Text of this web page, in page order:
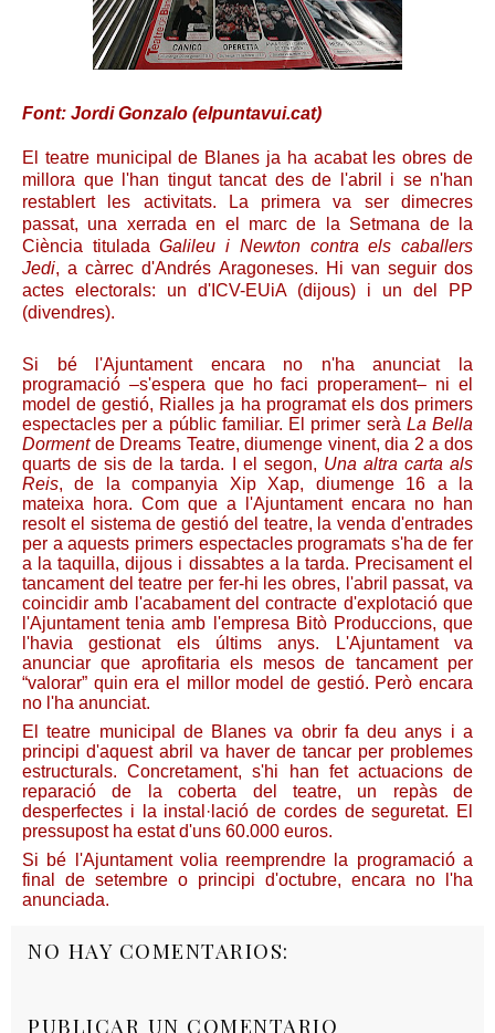
Font: Jordi Gonzalo (elpuntavui.cat)
El teatre municipal de Blanes ja ha acabat les obres de
millora que l'han tingut tancat des de l'abril i se n'han
restablert les activitats. La primera va ser dimecres
passat, una xerrada en el marc de la Setmana de la
Ciència titulada Galileu i Newton contra els caballers
Jedi, a càrrec d'Andrés Aragoneses. Hi van seguir dos
actes electorals: un d'ICV-EUiA (dijous) i un del PP
(divendres).
Si bé l'Ajuntament encara no n'ha anunciat la
programació –s'espera que ho faci properament– ni el
model de gestió, Rialles ja ha programat els dos primers
espectacles per a públic familiar. El primer serà La Bella
Dormentde Dreams Teatre, diumenge vinent, dia 2 a dos
quarts de sis de la tarda. I el segon, Una altra carta als
Reis, de la companyia Xip Xap, diumenge 16 a la
mateixa hora. Com que a l'Ajuntament encara no han
resolt el sistema de gestió del teatre, la venda d'entrades
per a aquests primers espectacles programats s'ha de fer
a la taquilla, dijous i dissabtes a la tarda. Precisament el
tancament del teatre per fer-hi les obres, l'abril passat, va
coincidir amb l'acabament del contracte d'explotació que
l'Ajuntament tenia amb l'empresa Bitò Produccions, que
l'havia gestionat els últims anys. L'Ajuntament va
anunciar que aprofitaria els mesos de tancament per
“valorar” quin era el millor model de gestió. Però encara
no l'ha anunciat.
El teatre municipal de Blanes va obrir fa deu anys i a
principi d'aquest abril va haver de tancar per problemes
estructurals. Concretament, s'hi han fet actuacions de
reparació de la coberta del teatre, un repàs de
desperfectes i la instal·lació de cordes de seguretat. El
pressupost ha estat d'uns 60.000 euros.
Si bé l'Ajuntament volia reemprendre la programació a
final de setembre o principi d'octubre, encara no l'ha
anunciada.
NO HAY COMENTARIOS:
PUBLICAR UN COMENTARIO